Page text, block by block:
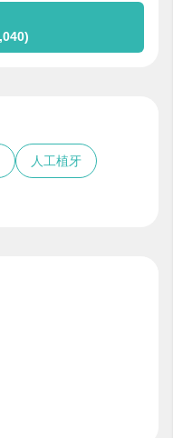
人工植牙